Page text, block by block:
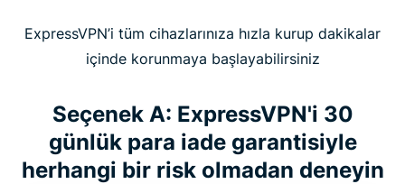
ExpressVPN’i tüm cihazlarınıza hızla kurup dakikalar
içinde korunmaya başlayabilirsiniz
Seçenek A: ExpressVPN'i 30
günlük para iade garantisiyle
herhangi bir risk olmadan deneyin